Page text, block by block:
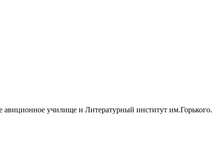
училище и Литературный институт им.Горького.